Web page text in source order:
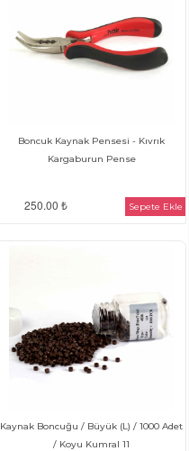
Boncuk Kaynak Pensesi - Kıvrık
Kargaburun Pense
250.00 ₺ Sepete Ekle
Kaynak Boncuğu / Büyük (L) / 1000 Adet
/ Koyu Kumral 11